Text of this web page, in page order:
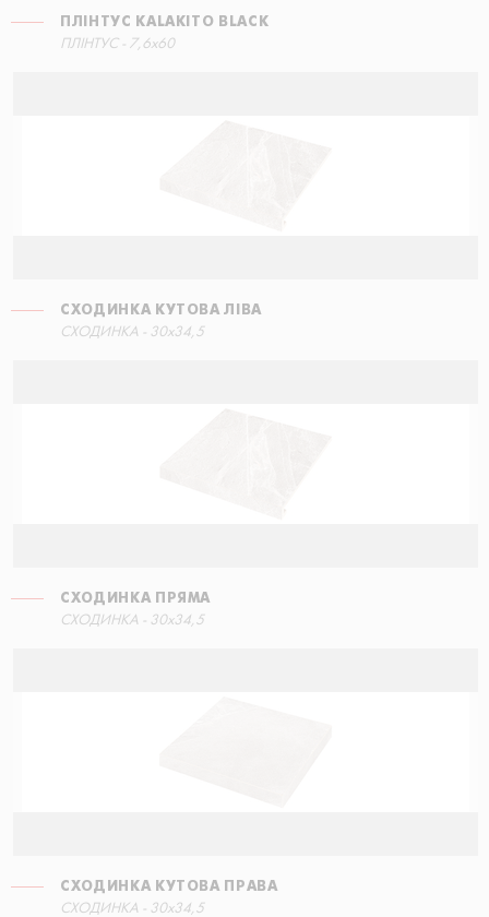
ПЛІНТУС KALAKITO BLACK
ПЛІНТУС - 7,6x60
СХОДИНКА КУТОВА ЛІВА
СХОДИНКА - 30x34,5
СХОДИНКА ПРЯМА
СХОДИНКА - 30x34,5
СХОДИНКА КУТОВА ПРАВА
СХОДИНКА - 30x34,5
СХОДИНКА КУТОВА ПРАВА
60x34,5
СХОДИНКА ЕКО З ПРОРІЗАМИ
30x60
СХОДИНКА ПРЯМА
90x34,5